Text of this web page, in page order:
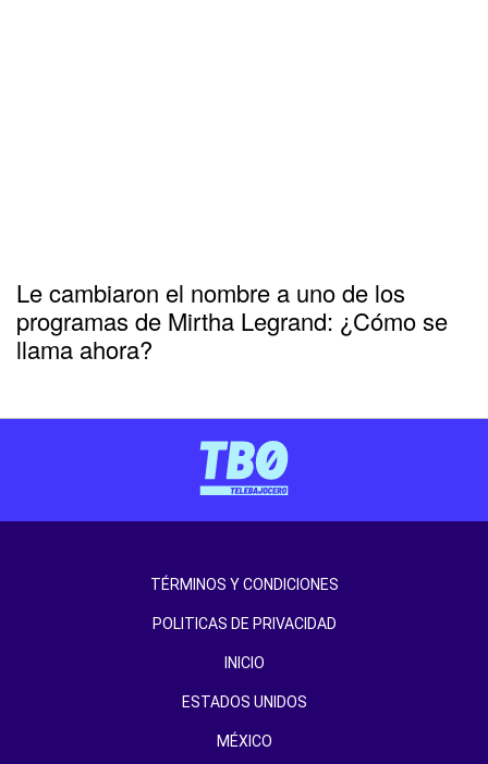
Le cambiaron el nombre a uno de los
programas de Mirtha Legrand: ¿Cómo se
llama ahora?
TÉRMINOS Y CONDICIONES
POLITICAS DE PRIVACIDAD
INICIO
ESTADOS UNIDOS
MÉXICO